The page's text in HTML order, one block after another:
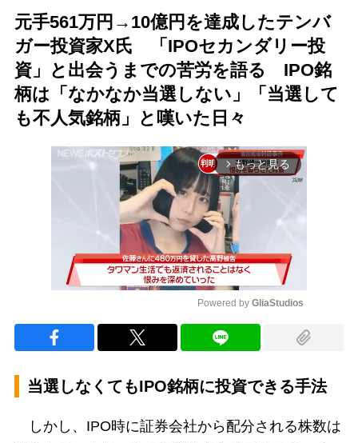
元手561万円→10億円を達成したテンバ
ガー投資家X氏 「IPOセカンダリー投
資」と出会うまでの苦労を語る IPO銘
柄は「なかなか当選しない」「当選して
も不人気銘柄」と嘆いた日々
arrow_forward_ios もっと見る
Powered by GliaStudios
当選しなくてもIPO銘柄に投資できる手法
しかし、IPO時に証券会社から配分される株数は